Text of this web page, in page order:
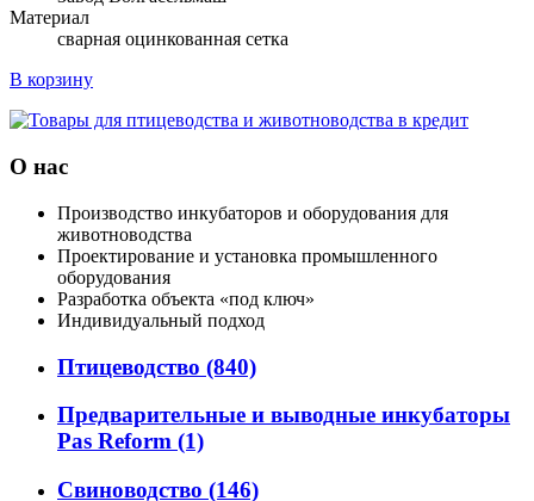
Материал
сварная оцинкованная сетка
В корзину
О нас
Производство инкубаторов и оборудования для
животноводства
Проектирование и установка промышленного
оборудования
Разработка объекта «под ключ»
Индивидуальный подход
Птицеводство (840)
Предварительные и выводные инкубаторы
Pas Reform (1)
Свиноводство (146)